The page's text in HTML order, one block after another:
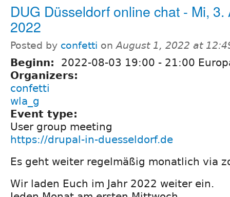
DUG Düsseldorf online chat - Mi, 3.
2022
Posted by confetti onAugust 1, 2022 at
Beginn: 2022-08-03 19:00 - 21:00
Organizers:
confetti
wla_g
Event type:
User group meeting
https://drupal-in-duesseldorf.de
Es geht weiter regelmäßig monatlich via
Wir laden Euch im Jahr 2022 weiter ein.